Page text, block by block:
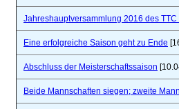
Jahreshauptversammlung 2016 des TTC
Eine erfolgreiche Saison geht zu Ende
Abschluss der Meisterschaftssaison
Beide Mannschaften siegen; zweite